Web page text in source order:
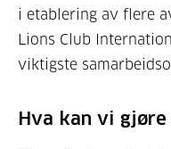
i etablering av flere
Lions Club
viktigste
Hva kan vi gjøre